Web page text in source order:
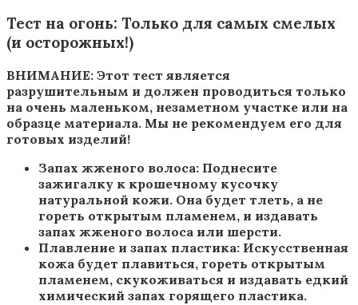
Тест на огонь: Только для самых смелых
(и осторожных!)
ВНИМАНИЕ: Этот тест является
разрушительным и должен проводиться только
на очень маленьком, незаметном участке или на
образце материала. Мы не рекомендуем его для
готовых изделий!
Запах жженого волоса: Поднесите
зажигалку к крошечному кусочку
натуральной кожи. Она будет тлеть, а не
гореть открытым пламенем, и издавать
запах жженого волоса или шерсти.
Плавление и запах пластика: Искусственная
кожа будет плавиться, гореть открытым
пламенем, скукоживаться и издавать едкий
химический запах горящего пластика.